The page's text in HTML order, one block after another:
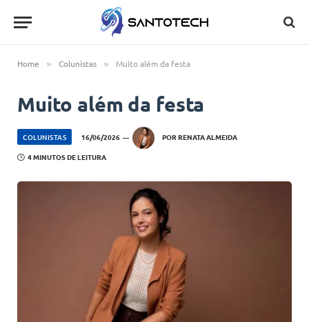
Home » Colunistas » Muito além da festa
Muito além da festa
COLUNISTAS 16/06/2026 POR RENATA ALMEIDA
4 MINUTOS DE LEITURA